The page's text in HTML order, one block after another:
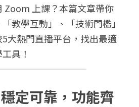
Zoom 上課？本篇文章帶你
教學互動」、「技術門檻」
大熱門直播平台，找出最適
具！
定可靠，功能齊